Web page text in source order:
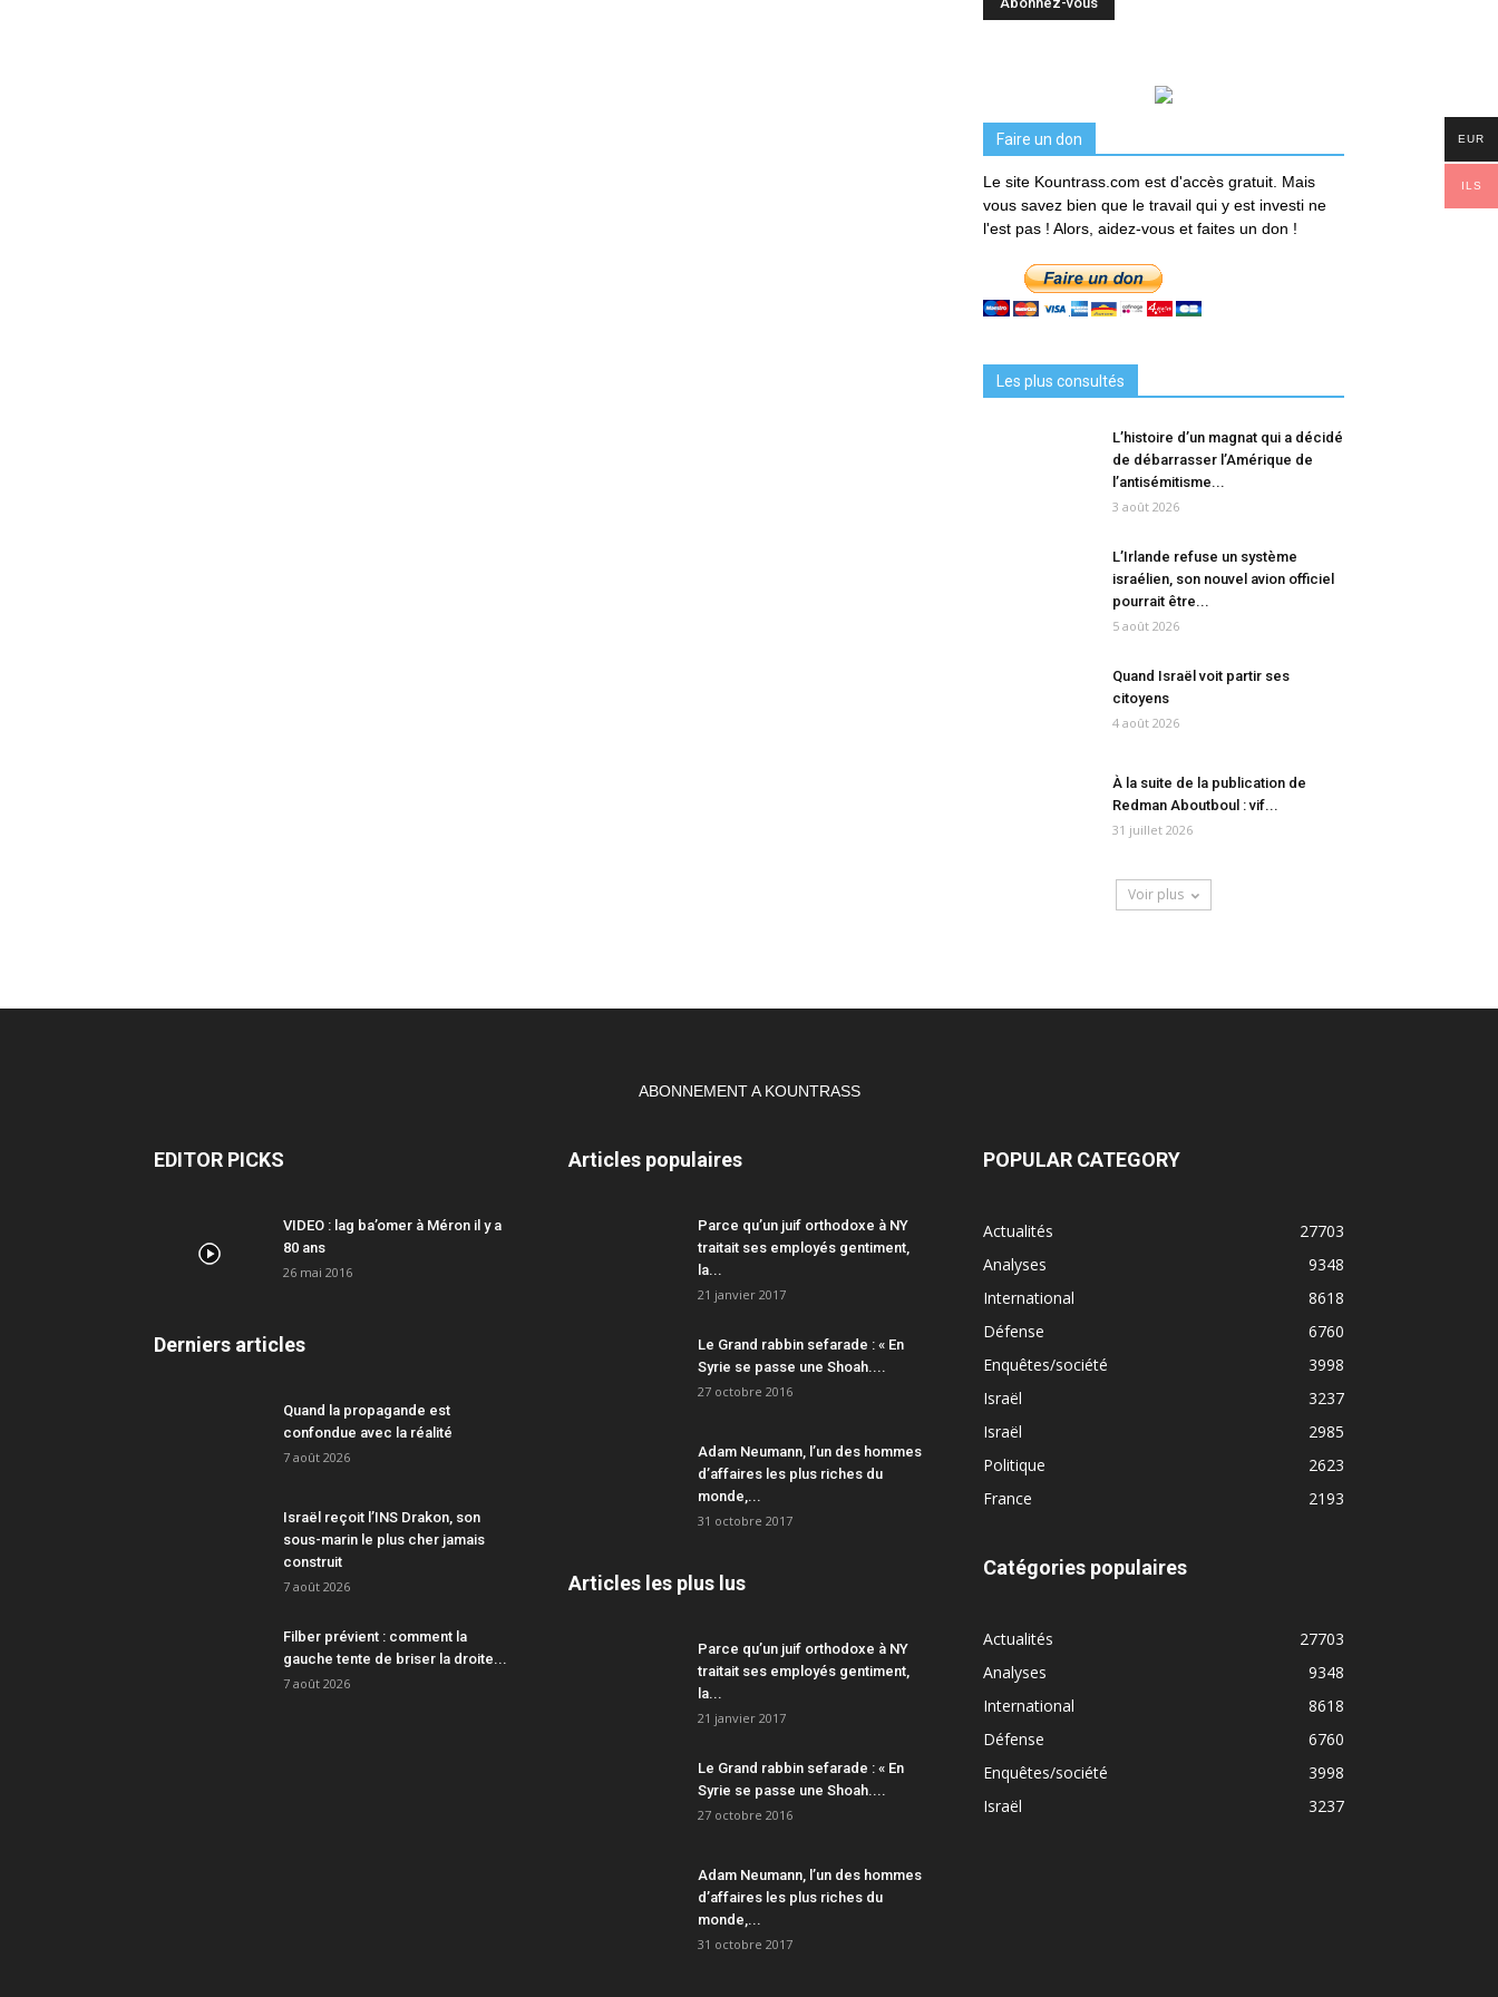
Faire un don
Le site Kountrass.com est d'accès gratuit. Mais
vous savez bien que le travail qui y est investi ne
l'est pas ! Alors, aidez-vous et faites un don !
Les plus consultés
L’histoire d’un magnat qui a décidé
de débarrasser l’Amérique de
l’antisémitisme...
3 août 2026
L’Irlande refuse un système
israélien, son nouvel avion officiel
pourrait être...
5 août 2026
Quand Israël voit partir ses
citoyens
4 août 2026
À la suite de la publication de
Redman Aboutboul : vif...
31 juillet 2026
Voir plus
ABONNEMENT A KOUNTRASS
EDITOR PICKS
VIDEO : lag ba’omer à Méron il y a
80 ans
26 mai 2016
Derniers articles
Quand la propagande est
confondue avec la réalité
7 août 2026
Israël reçoit l’INS Drakon, son
sous-marin le plus cher jamais
construit
7 août 2026
Filber prévient : comment la
gauche tente de briser la droite...
7 août 2026
Articles populaires
Parce qu’un juif orthodoxe à NY
traitait ses employés gentiment,
la...
21 janvier 2017
Le Grand rabbin sefarade : « En
Syrie se passe une Shoah....
27 octobre 2016
Adam Neumann, l’un des hommes
d’affaires les plus riches du
monde,...
31 octobre 2017
Articles les plus lus
Parce qu’un juif orthodoxe à NY
traitait ses employés gentiment,
la...
21 janvier 2017
Le Grand rabbin sefarade : « En
Syrie se passe une Shoah....
27 octobre 2016
Adam Neumann, l’un des hommes
d’affaires les plus riches du
monde,...
31 octobre 2017
POPULAR CATEGORY
Actualités
27703
Analyses
9348
International
8618
Défense
6760
Enquêtes/société
3998
Israël
3237
Israël
2985
Politique
2623
France
2193
Catégories populaires
Actualités
27703
Analyses
9348
International
8618
Défense
6760
Enquêtes/société
3998
Israël
3237
EUR
ILS